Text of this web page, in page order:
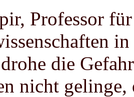
Professor
die
nicht